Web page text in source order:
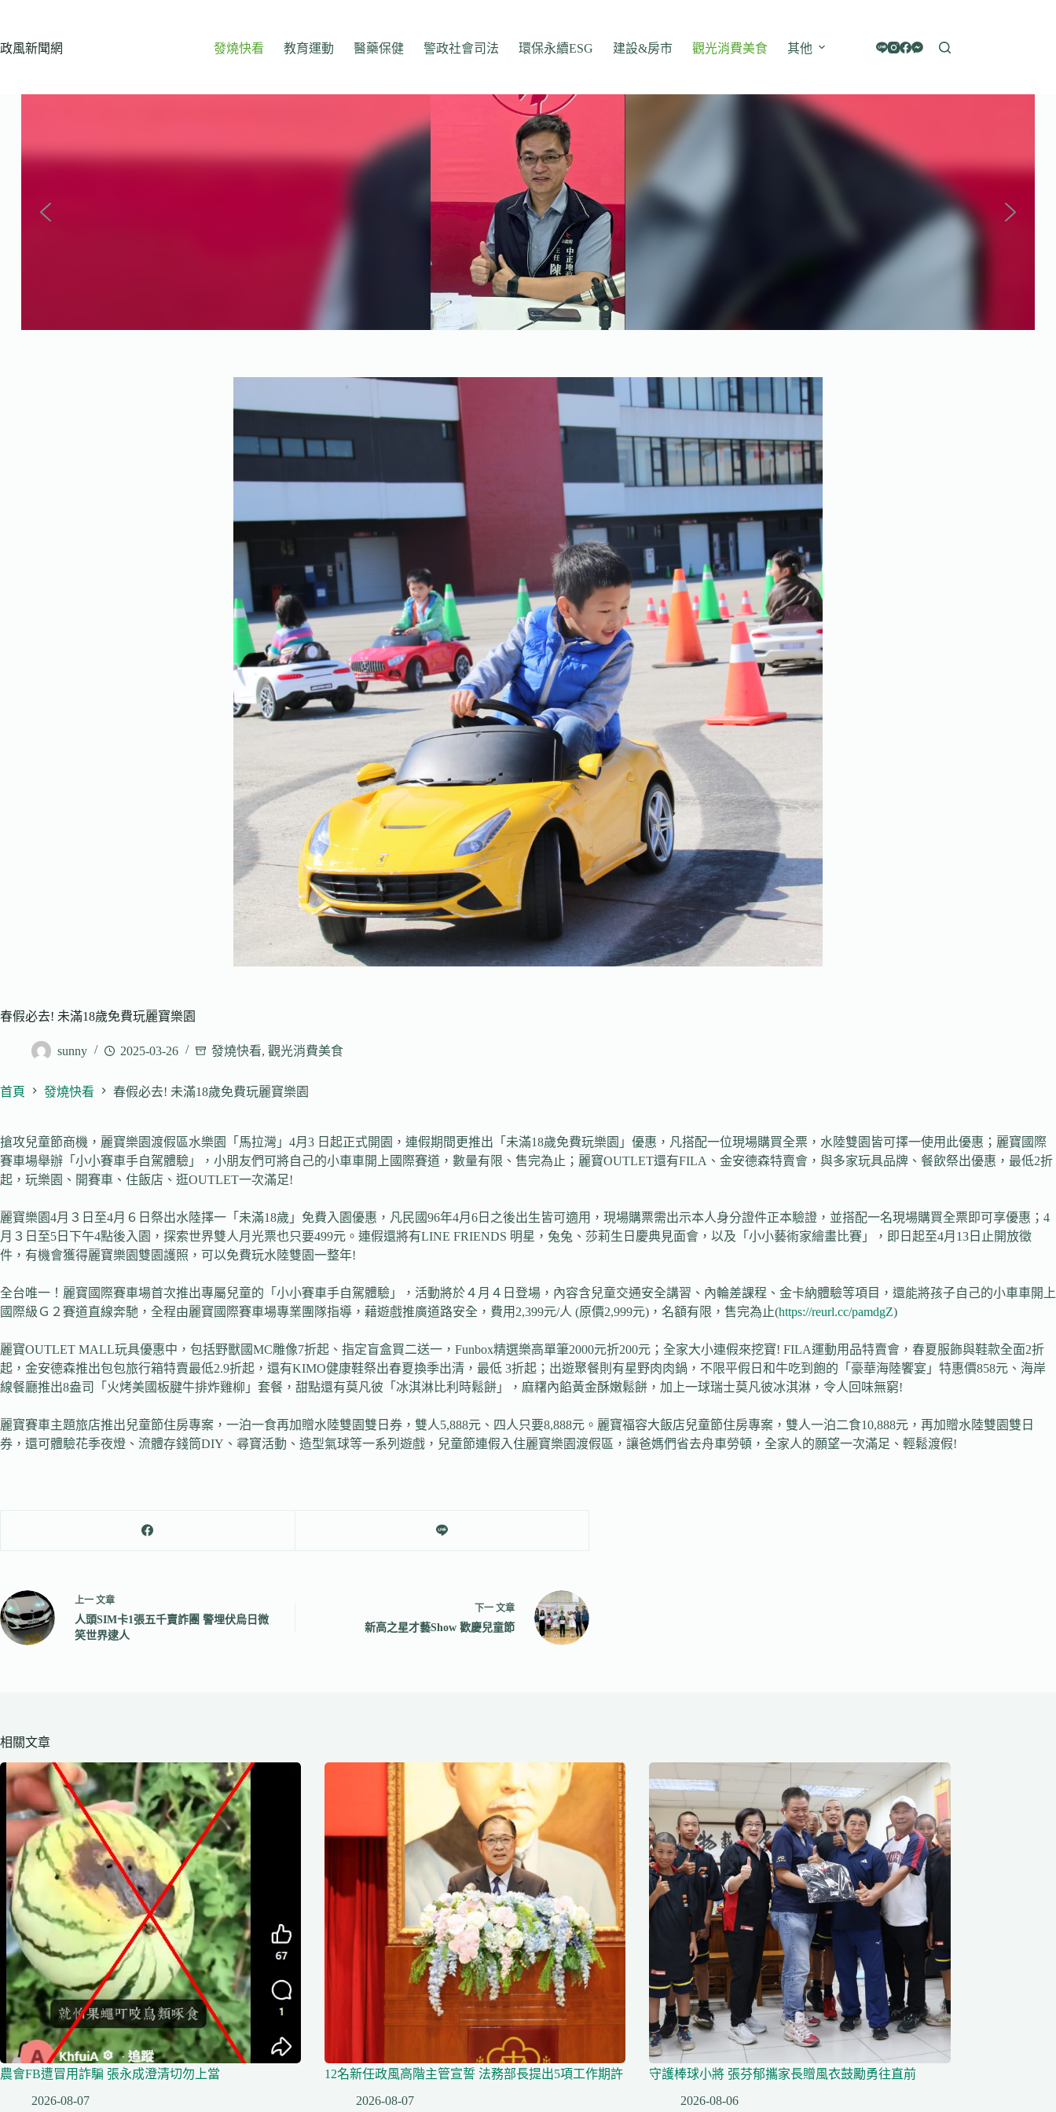
主
政風新聞網 發燒快看 教育運動 醫藥保健 警政社會司法 環保永續ESG 建設&房市 觀光消費美食 其他
春假必去! 未滿18歲免費玩麗寶樂園
sunny 2025-03-26 發燒快看, 觀光消費美食
首頁 發燒快看 春假必去! 未滿18歲免費玩麗寶樂園
搶攻兒童節商機，麗寶樂園渡假區水樂園「馬拉灣」4月3 日起正式開園，連假期間更推出「未滿18歲免費玩樂園」優惠，凡搭配一位現場購買全票，水陸雙園皆可擇一使用此優惠；麗寶國際
賽車場舉辦「小小賽車手自駕體驗」，小朋友們可將自己的小車車開上國際賽道，數量有限、售完為止；麗寶OUTLET還有FILA、金安德森特賣會，與多家玩具品牌、餐飲祭出優惠，最低2折
起，玩樂園、開賽車、住飯店、逛OUTLET一次滿足!
麗寶樂園4月３日至4月６日祭出水陸擇一「未滿18歲」免費入園優惠，凡民國96年4月6日之後出生皆可適用，現場購票需出示本人身分證件正本驗證，並搭配一名現場購買全票即可享優惠；4
月３日至5日下午4點後入園，探索世界雙人月光票也只要499元。連假還將有LINE FRIENDS 明星，兔兔、莎莉生日慶典見面會，以及「小小藝術家繪畫比賽」，即日起至4月13日止開放徵
件，有機會獲得麗寶樂園雙園護照，可以免費玩水陸雙園一整年!
全台唯一！麗寶國際賽車場首次推出專屬兒童的「小小賽車手自駕體驗」，活動將於４月４日登場，內容含兒童交通安全講習、內輪差課程、金卡納體驗等項目，還能將孩子自己的小車車開上
國際級Ｇ２賽道直線奔馳，全程由麗寶國際賽車場專業團隊指導，藉遊戲推廣道路安全，費用2,399元/人 (原價2,999元)，名額有限，售完為止(https://reurl.cc/pamdgZ)
麗寶OUTLET MALL玩具優惠中，包括野獸國MC雕像7折起、指定盲盒買二送一，Funbox精選樂高單筆2000元折200元；全家大小連假來挖寶! FILA運動用品特賣會，春夏服飾與鞋款全面2折
起，金安德森推出包包旅行箱特賣最低2.9折起，還有KIMO健康鞋祭出春夏換季出清，最低 3折起；出遊聚餐則有星野肉肉鍋，不限平假日和牛吃到飽的「豪華海陸饗宴」特惠價858元、海岸
線餐廳推出8盎司「火烤美國板腱牛排炸雞柳」套餐，甜點還有莫凡彼「冰淇淋比利時鬆餅」，麻糬內餡黃金酥嫩鬆餅，加上一球瑞士莫凡彼冰淇淋，令人回味無窮!
麗寶賽車主題旅店推出兒童節住房專案，一泊一食再加贈水陸雙園雙日券，雙人5,888元、四人只要8,888元。麗寶福容大飯店兒童節住房專案，雙人一泊二食10,888元，再加贈水陸雙園雙日
券，還可體驗花季夜燈、流體存錢筒DIY、尋寶活動、造型氣球等一系列遊戲，兒童節連假入住麗寶樂園渡假區，讓爸媽們省去舟車勞頓，全家人的願望一次滿足、輕鬆渡假!
上一 文章
人頭SIM卡1張五千賣詐團 警埋伏烏日微
笑世界逮人
下一 文章
新高之星才藝Show 歡慶兒童節
相關文章
農會FB遭冒用詐騙 張永成澄清切勿上當
2026-08-07
12名新任政風高階主管宣誓 法務部長提出5項工作期許
2026-08-07
守護棒球小將 張芬郁攜家長贈風衣鼓勵勇往直前
2026-08-06